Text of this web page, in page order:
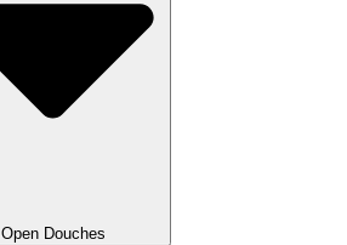
Open Douches